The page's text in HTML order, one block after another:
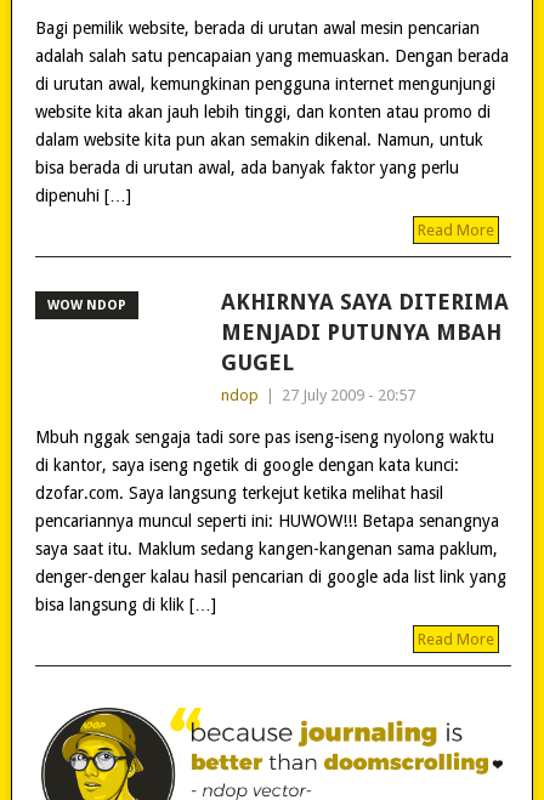
Bagi pemilik website, berada di urutan awal mesin pencarian
adalah salah satu pencapaian yang memuaskan. Dengan berada
di urutan awal, kemungkinan pengguna internet mengunjungi
website kita akan jauh lebih tinggi, dan konten atau promo di
dalam website kita pun akan semakin dikenal. Namun, untuk
bisa berada di urutan awal, ada banyak faktor yang perlu
dipenuhi […]
Read More
WOW NDOP
AKHIRNYA SAYA DITERIMA
MENJADI PUTUNYA MBAH
GUGEL
ndop 27 July 2009 - 20:57
Mbuh nggak sengaja tadi sore pas iseng-iseng nyolong waktu
di kantor, saya iseng ngetik di google dengan kata kunci:
dzofar.com. Saya langsung terkejut ketika melihat hasil
pencariannya muncul seperti ini: HUWOW!!! Betapa senangnya
saya saat itu. Maklum sedang kangen-kangenan sama paklum,
denger-denger kalau hasil pencarian di google ada list link yang
bisa langsung di klik […]
Read More